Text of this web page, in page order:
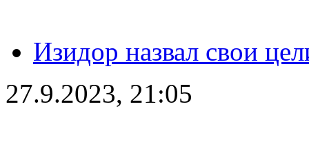
Изидор назвал свои
27.9.2023, 21:05